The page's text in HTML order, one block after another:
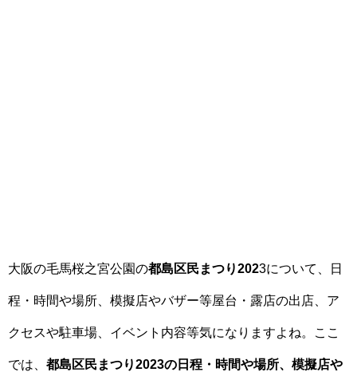
大阪の毛馬桜之宮公園の都島区民まつり2023について、日
程・時間や場所、模擬店やバザー等屋台・露店の出店、ア
クセスや駐車場、イベント内容等気になりますよね。ここ
では、 都島区民まつり2023の日程・時間や場所、模擬店や